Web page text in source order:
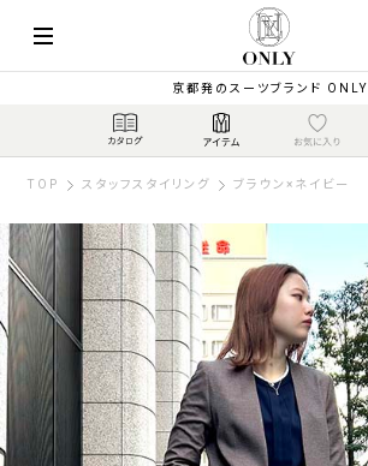
京都発のスーツブランド ONLY
TOP スタッフスタイリング ブラウン×ネイビー